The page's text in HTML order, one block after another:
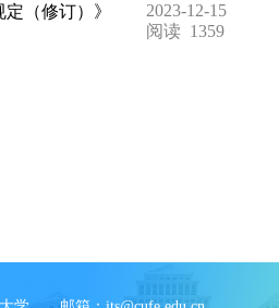
（修订）》
2023-12-15
阅读 1359